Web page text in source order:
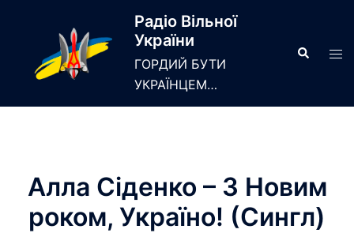
Радіо Вільної
України
ГОРДИЙ БУТИ
УКРАЇНЦЕМ…
Search
Алла Сіденко – З Новим
роком, Україно! (Сингл)